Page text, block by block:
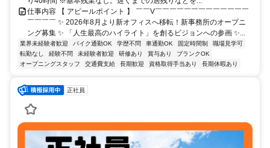
仕事内容 【 アピールポイント 】 ￣￣V￣￣￣￣￣￣￣￣￣￣￣￣￣
￣￣￣￣ ✨ 2026年8月より新オフィスへ移転！新事務所のオープニ
ング募集 ✨ 「人生最高のハイライト」を創るビジョンへの参画 ✨...
業界未経験者歓迎 バイク通勤OK 学歴不問 車通勤OK 固定時間制
職場見学可
転勤なし
経験不問 未経験者歓迎 研修あり 賞与あり
ブランクOK
オープニングスタッフ
交通費支給 長期歓迎 資格取得手当あり 長期休暇あり
正社員